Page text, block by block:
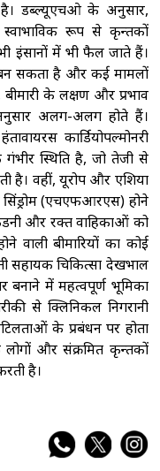
है। डब्ल्यूएचओ के अनुसार,
रूप से कृन्तकों
इंसानों में भी फैल जाते हैं।
बन सकता है और कई मामलों
के लक्षण और प्रभाव
अलग-अलग होते हैं।
कार्डियोपल्मोनरी
स्थिति है, जो तेजी से
है। वहीं, यूरोप और एशिया
सिंड्रोम (एचएफआरएस) होने
और रक्त वाहिकाओं को
वाली बीमारियों का कोई
सहायक चिकित्सा देखभाल
बनाने में महत्वपूर्ण भूमिका
से क्लिनिकल निगरानी
के प्रबंधन पर होता
और संक्रमित कृन्तकों
है।